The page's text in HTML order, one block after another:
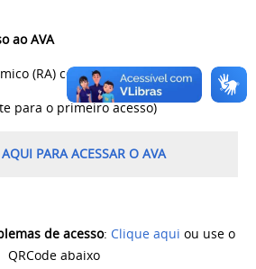
ao AVA
(RA) com 7 dígitos
para o primeiro acesso)
PARA ACESSAR O AVA
de acesso: Clique aqui ou use o
QRCode abaixo